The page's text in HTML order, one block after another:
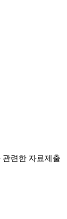
련한 자료제출